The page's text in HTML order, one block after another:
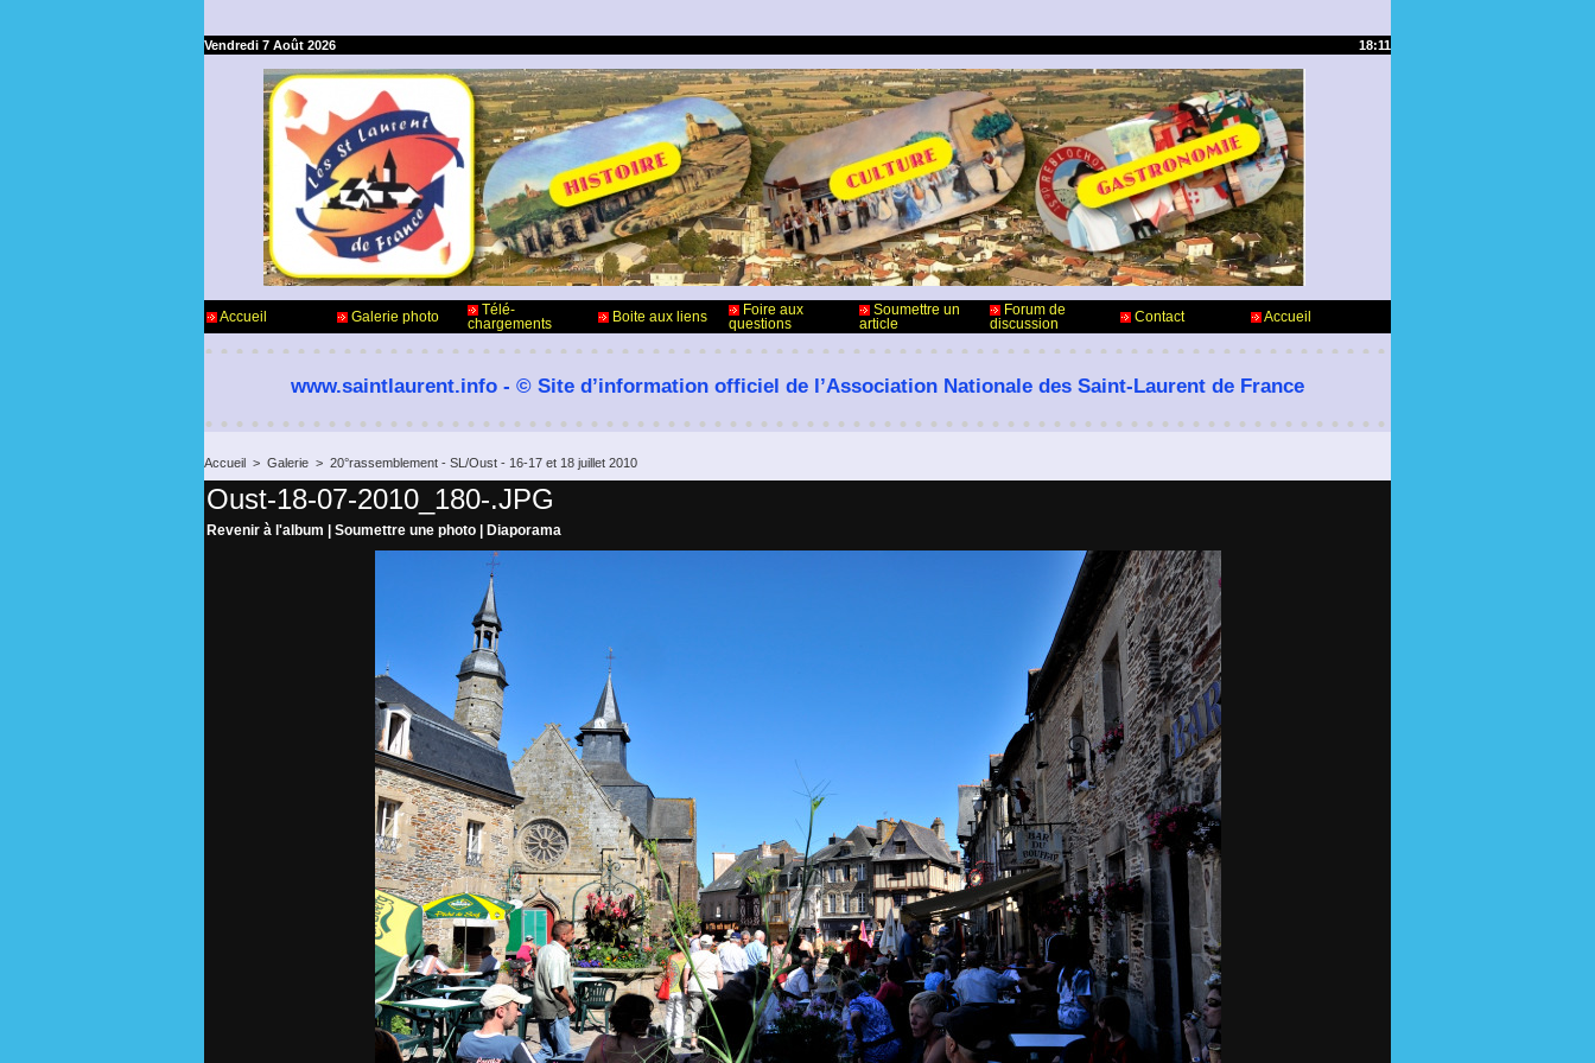
Vendredi 7 Août 2026 18:11
Accueil Galerie photo
Télé-
chargements
Boite aux liens
Foire aux
questions
Soumettre un
article
Forum de
discussion
Contact Accueil
www.saintlaurent.info - © Site d’information officiel de l’Association Nationale des Saint-Laurent de France
Accueil > Galerie > 20°rassemblement - SL/Oust - 16-17 et 18 juillet 2010
Oust-18-07-2010_180-.JPG
Revenir à l'album Soumettre une photo Diaporama